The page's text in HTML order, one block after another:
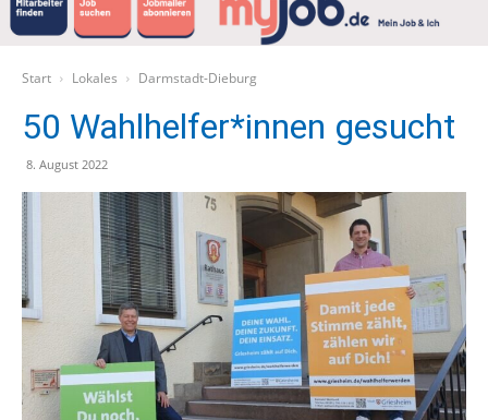
Start Lokales Darmstadt-Dieburg
50 Wahlhelfer*innen gesucht
8. August 2022